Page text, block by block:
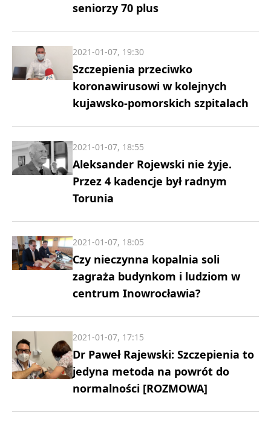
seniorzy 70 plus
Szczepienia przeciwko
koronawirusowi w kolejnych
kujawsko-pomorskich szpitalach
2021-01-07, 19:30
Aleksander Rojewski nie żyje.
Przez 4 kadencje był radnym
Torunia
2021-01-07, 18:55
Czy nieczynna kopalnia soli
zagraża budynkom i ludziom w
centrum Inowrocławia?
2021-01-07, 18:05
Dr Paweł Rajewski: Szczepienia to
jedyna metoda na powrót do
normalności [ROZMOWA]
2021-01-07, 17:15